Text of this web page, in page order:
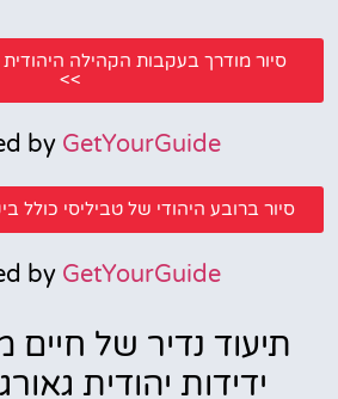
סיור מודרך בעקבות הקהילה
>>
by GetYourGuide
סיור ברובע היהודי של טביליסי כולל
by GetYourGuide
תיעוד נדיר של
ידידות יהודית